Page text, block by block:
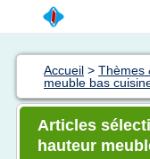
Accueil > Thèmes
meuble bas
Articles
hauteur